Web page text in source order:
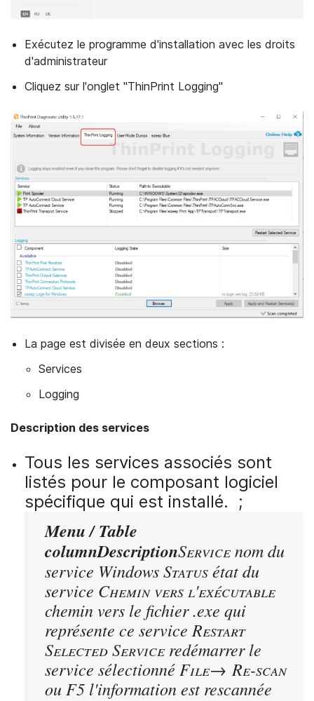
Exécutez le programme d'installation avec les droits
d'administrateur
Cliquez sur l'onglet "ThinPrint Logging"
La page est divisée en deux sections :
Services
Logging
Description des services
Tous les services associés sont
listés pour le composant logiciel
spécifique qui est installé. ;
Menu / Table
columnDescriptionServicenom du
service WindowsStatusétat du
service Chemin vers l'exécutable
chemin vers le fichier .exe qui
représente ce service Restart
Selected Service redémarrer le
service sélectionné File→ Re-scan
ou F5 l'information est rescannée